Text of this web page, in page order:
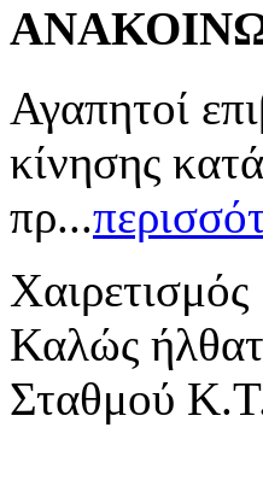
Αγαπητοί
κίνησης
πρ...
Χαιρετισμός
Καλώς
Σταθμού